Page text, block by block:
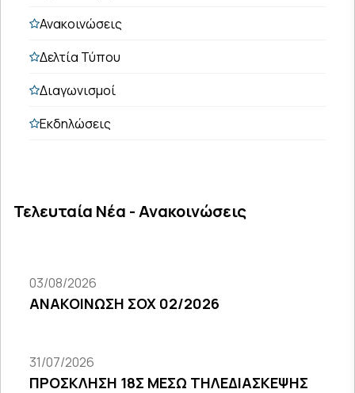
Ανακοινώσεις
Δελτία Τύπου
Διαγωνισμοί
Εκδηλώσεις
Τελευταία Νέα - Ανακοινώσεις
03/08/2026
ΑΝΑΚΟΙΝΩΣΗ ΣΟΧ 02/2026
31/07/2026
ΠΡΟΣΚΛΗΣΗ 18Σ ΜΕΣΩ ΤΗΛΕΔΙΑΣΚΕΨΗΣ